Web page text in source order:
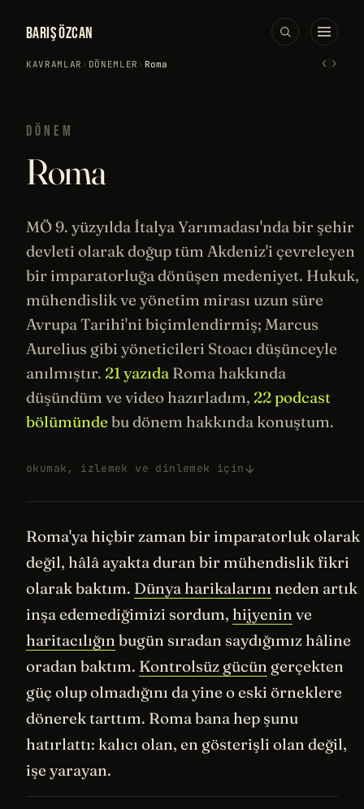
BARIŞ ÖZCAN
KAVRAMLAR › DÖNEMLER › Roma ‹›
DÖNEM
Roma
MÖ 9. yüzyılda İtalya Yarımadası'nda bir şehir
devleti olarak doğup tüm Akdeniz'i çevreleyen
bir imparatorluğa dönüşen medeniyet. Hukuk,
mühendislikve yönetim mirası uzun süre
AvrupaTarihi'ni biçimlendirmiş; Marcus
Aurelius gibi yöneticileri Stoacı düşünceyle
anılmıştır. 21 yazıda Roma hakkında
düşündüm ve video hazırladım, 22 podcast
bölümünde bu dönem hakkında konuştum.
okumak, izlemek ve dinlemek için
Roma'ya hiçbir zaman bir imparatorluk olarak
değil, hâlâ ayakta duran bir mühendislik fikri
olarak baktım. Dünya harikalarını neden artık
inşa edemediğimizi sordum, hijyenin ve
haritacılığın bugün sıradan saydığımız hâline
oradan baktım. Kontrolsüz gücün gerçekten
güç olup olmadığını da yine o eski örneklere
dönerek tarttım. Roma bana hep şunu
hatırlattı: kalıcı olan, en gösterişli olan değil,
işe yarayan.